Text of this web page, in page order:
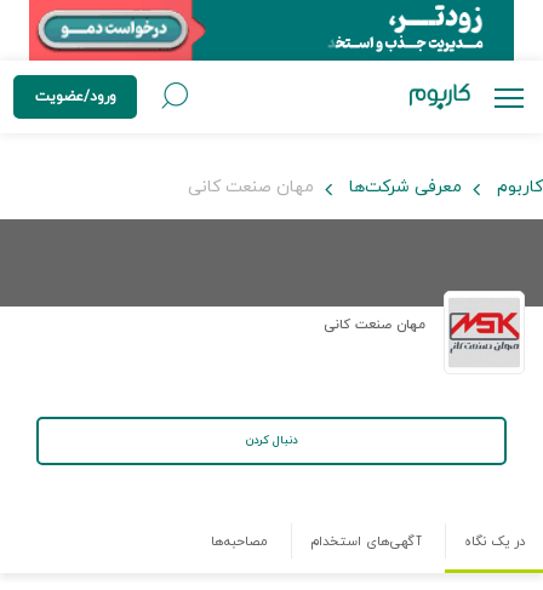
ورود/عضویت
کاربوم معرفی شرکت‌ها مهان صنعت کانی
مهان صنعت کانی
دنبال کردن
در یک نگاه آگهی‌های استخدام مصاحبه‌ها